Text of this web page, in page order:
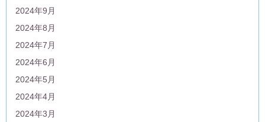
2024年9月
2024年8月
2024年7月
2024年6月
2024年5月
2024年4月
2024年3月